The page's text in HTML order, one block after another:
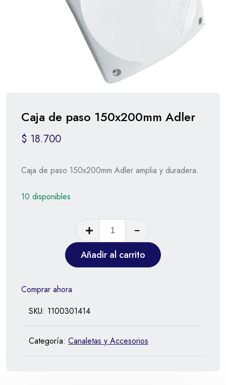
Caja de paso 150x200mm Adler
$ 18.700
Caja de paso 150x200mm Adler amplia y duradera.
10 disponibles
Añadir al carrito
Comprar ahora
SKU: 1100301414
Categoría: Canaletas y Accesorios